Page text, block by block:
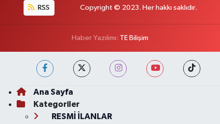
RSS Copyright © 2023. Her hakkı saklıdır.
Haber Yazılımı: TE Bilişim
Ana Sayfa
Kategoriler
RESMİ İLANLAR